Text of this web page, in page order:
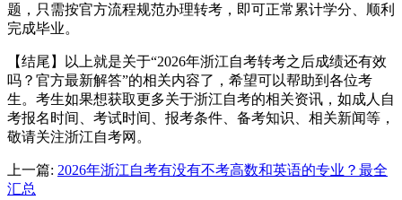
题，只需按官方流程规范办理转考，即可正常累计学分、顺利
完成毕业。
【结尾】以上就是关于“2026年浙江自考转考之后成绩还有效
吗？官方最新解答”的相关内容了，希望可以帮助到各位考
生。考生如果想获取更多关于浙江自考的相关资讯，如成人自
考报名时间、考试时间、报考条件、备考知识、相关新闻等，
敬请关注浙江自考网。
上一篇: 2026年浙江自考有没有不考高数和英语的专业？最全
汇总